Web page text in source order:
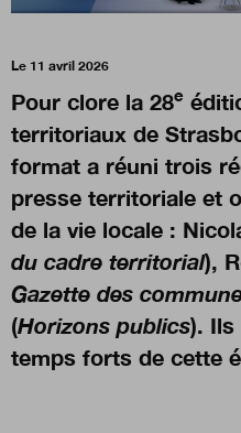
Renseignez votre
transformation
Nous suivre
Le 11 avril 2026
Pour clore la 28e
territoriaux de
format a réuni trois
presse territoriale et
de la vie locale :
du cadre territorial),
Gazette des
(Horizons publics). Ils
temps forts de cette